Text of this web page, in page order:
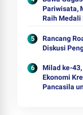
Pariwisata,
Raih Medali
Rancang
Diskusi
Milad ke-
Ekonomi
Pancasila